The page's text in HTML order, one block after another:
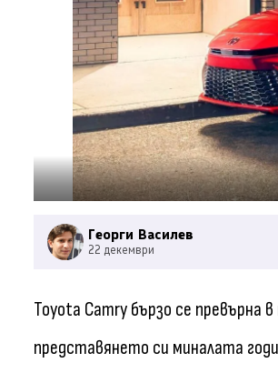
Георги Василев
22 декември
Toyota Camry бързо се превърна
представянето си миналата